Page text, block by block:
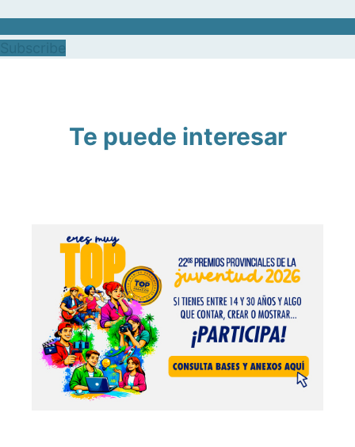
Te puede interesar